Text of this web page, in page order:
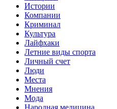
Истории
Компании
Криминал
Культура
Лайфхаки
Летние виды спорта
Личный счет
Люди
Места
Мнения
Мода
Народная медицина